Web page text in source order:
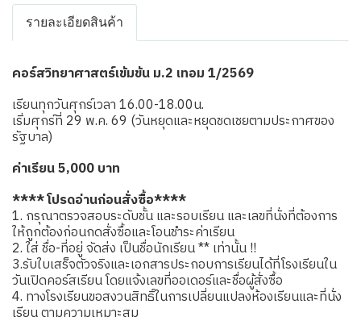
รายละเอียดสินค้า
คอร์สวิทยาศาสตร์เข้มข้น ม.2 เทอม 1/2569
เรียนทุกวันศุกร์เวลา 16.00-18.00น.
เริ่มศุกร์ที่ 29 พ.ค. 69 (วันหยุดและหยุดชดเชยตามประกาศของ
รัฐบาล)
ค่าเรียน 5,000 บาท
**** โปรดอ่านก่อนสั่งซื้อ****
1. กรุณาตรวจสอบระดับชั้น และรอบเรียน และเลขที่นั่งที่ต้องการ
ให้ถูกต้องก่อนกดสั่งซื้อและโอนชำระค่าเรียน
2. ใส่ ชื่อ-ที่อยู่ จัดส่ง เป็นชื่อนักเรียน ** เท่านั้น !!
3.รับใบเสร็จตัวจริงและเอกสารประกอบการเรียนได้ที่โรงเรียนใน
วันเปิดคอร์สเรียน โดยแจ้งเลขที่ออเดอร์และชื่อผู้สั่งซื้อ
4. ทางโรงเรียนขอสงวนสิทธิ์ในการเปลี่ยนแปลงห้องเรียนและที่นั่ง
เรียน ตามความเหมาะสม